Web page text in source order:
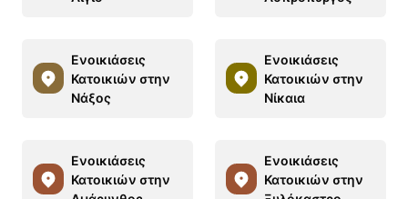
Ενοικιάσεις
Κατοικιών στην
Νάξος
Ενοικιάσεις
Κατοικιών στην
Νίκαια
Ενοικιάσεις
Κατοικιών στην
Ενοικιάσεις
Κατοικιών στην